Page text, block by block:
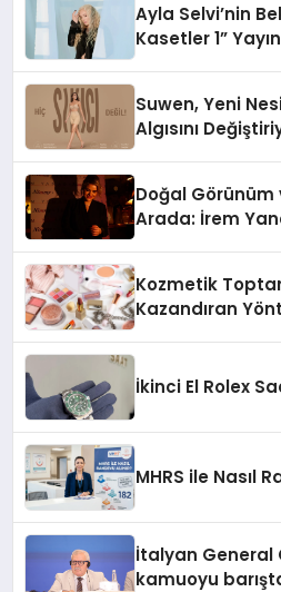
Ayla Selvi’nin
Kasetler 1”
Suwen, Yeni
Algısını
Doğal Görünüm
Arada: İrem
Kozmetik
Kazandıran
İkinci El Rolex
MHRS ile Nasıl
İtalyan General
kamuoyu